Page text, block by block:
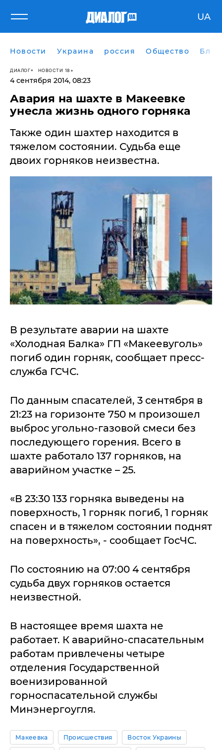
UA
Новости Украина россия Общество
ДИАЛОГ НОВОСТИ 18+
4 сентября 2014, 08:23
Авария на шахте в Макеевке
унесла жизнь одного горняка
Также один шахтер находится в
тяжелом состоянии. Судьба еще
двоих горняков неизвестна.
В результате аварии на шахте
«Холодная Балка» ГП «Макеевуголь»
погиб один горняк, сообщает пресс-
служба ГСЧС.
По данным спасателей, 3 сентября в
21:23 на горизонте 750 м произошел
выброс угольно-газовой смеси без
последующего горения. Всего в
шахте работало 137 горняков, на
аварийном участке – 25.
«В 23:30 133 горняка выведены на
поверхность, 1 горняк погиб, 1 горняк
спасен и в тяжелом состоянии поднят
на поверхность», - сообщает ГосЧС.
По состоянию на 07:00 4 сентября
судьба двух горняков остается
неизвестной.
В настоящее время шахта не
работает. К аварийно-спасательным
работам привлечены четыре
отделения Государственной
военизированной
горноспасательной службы
Минэнергоугля.
Макеевка Происшествия Восток Украины